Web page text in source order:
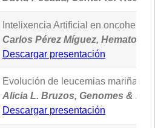
Intelixencia Artificial en
Carlos Pérez Míguez,
Descargar presentación
Evolución de leucemias mariñas
Alicia L. Bruzos, Genomes &
Descargar presentación